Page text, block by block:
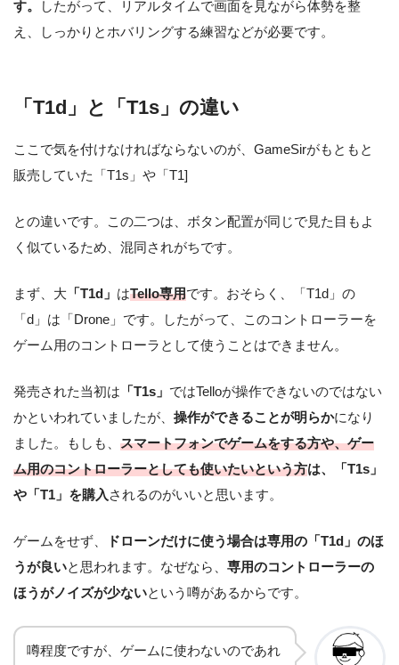
す。
したがって、リアルタイムで画面を見ながら体勢を整
え、しっかりとホバリングする練習などが必要です。
「T1d」と「T1s」の違い
ここで気を付けなければならないのが、GameSirがもともと
販売していた「T1s」や「T1]
との違いです。この二つは、ボタン配置が同じで見た目もよ
く似ているため、混同されがちです。
まず、大 「T1d」 はTello専用です。おそらく、「T1d」の
「d」は「Drone」です。
したがって、このコントローラーを
ゲーム用のコントローラとして使うことはできません。
発売された当初は 「T1s」 ではTelloが操作できないのではない
かといわれていましたが、 操作ができることが明らかになり
ました。もしも、 スマートフォンでゲームをする方や、ゲー
ム用のコントローラーとしても使いたいという方は、「T1s」
や「T1」を購入 されるのがいいと思います。
ゲームをせず、
ドローンだけに使う場合は専用の「T1d」のほ
うが良いと思われます。なぜなら、 専用のコントローラーの
ほうがノイズが少ないという噂があるからです。
噂程度ですが、ゲームに使わないのであれ